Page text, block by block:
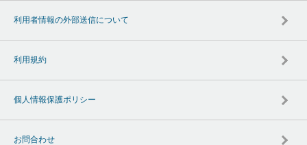
利用者情報の外部送信について
利用規約
個人情報保護ポリシー
お問合わせ